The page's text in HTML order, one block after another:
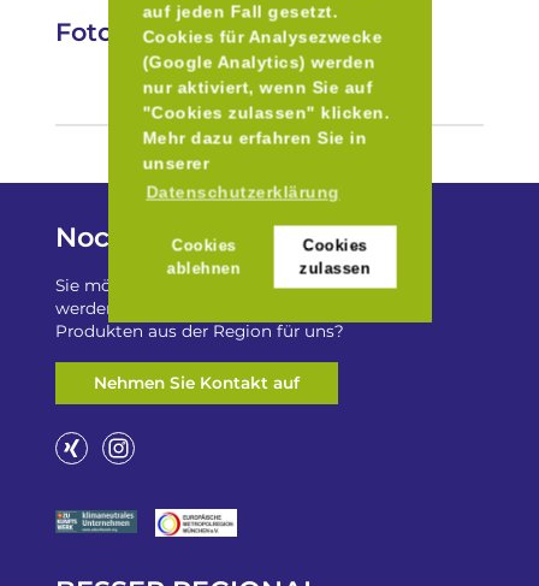
auf jeden Fall gesetzt.
Cookies für Analysezwecke
(Google Analytics) werden
nur aktiviert, wenn Sie auf
"Cookies zulassen" klicken.
Mehr dazu erfahren Sie in
unserer
Datenschutzerklärung
Cookies
ablehnen
Cookies
zulassen
Fotos
Noch Fragen?
Sie möchten auf „Besser Regional“ gelistet
werden? Oder haben Sie einen Freizeittip zu
Produkten aus der Region für uns?
Nehmen Sie Kontakt auf